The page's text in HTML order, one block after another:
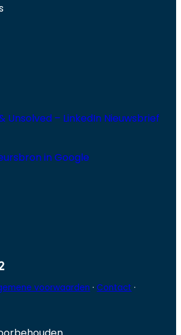
Unsolved – LinkedIn Nieuwsbrief
in Google
voorwaarden ·Contact ·